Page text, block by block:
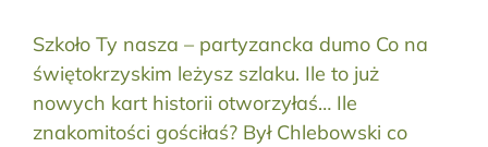
Szkoło Ty nasza – partyzancka dumo Co na
świętokrzyskim leżysz szlaku. Ile to już
nowych kart historii otworzyłaś… Ile
znakomitości gościłaś? Był Chlebowski co